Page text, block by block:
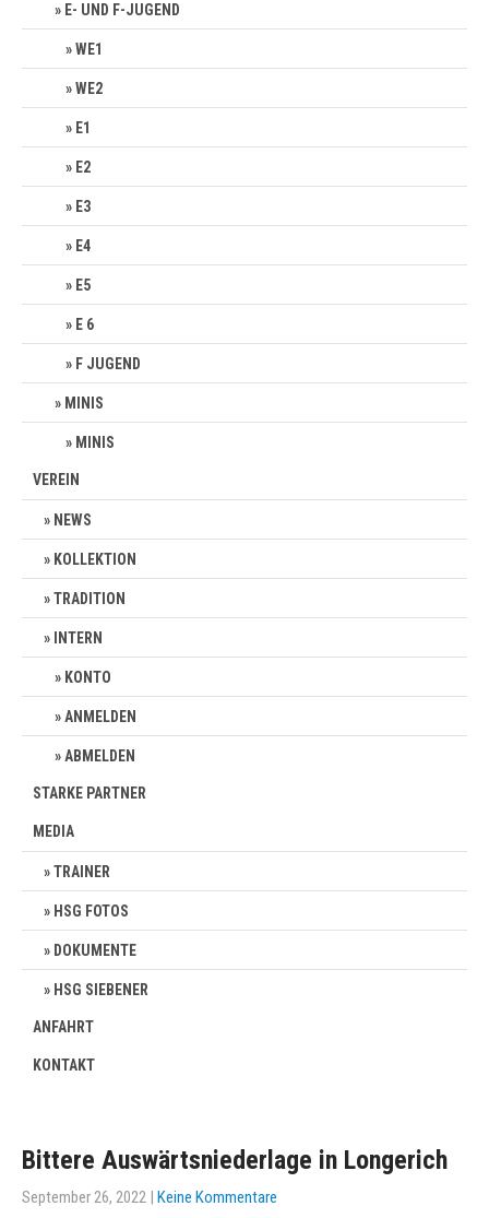
E- UND F-JUGEND
WE1
WE2
E1
E2
E3
E4
E5
E 6
F JUGEND
MINIS
MINIS
VEREIN
NEWS
KOLLEKTION
TRADITION
INTERN
KONTO
ANMELDEN
ABMELDEN
STARKE PARTNER
MEDIA
TRAINER
HSG FOTOS
DOKUMENTE
HSG SIEBENER
ANFAHRT
KONTAKT
Bittere Auswärtsniederlage in Longerich
September 26, 2022 | Keine Kommentare